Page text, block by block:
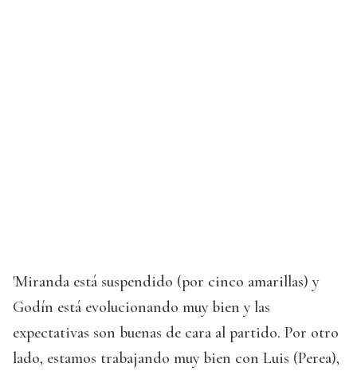
'Miranda está suspendido (por cinco amarillas) y
Godín está evolucionando muy bien y las
expectativas son buenas de cara al partido. Por otro
lado, estamos trabajando muy bien con Luis (Perea),